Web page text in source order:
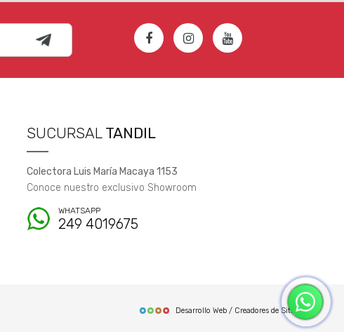
SUCURSAL TANDIL
Colectora Luis María Macaya 1153
Conoce nuestro exclusivo Showroom
WHATSAPP
249 4019675
Desarrollo Web / Creadores de Sitios